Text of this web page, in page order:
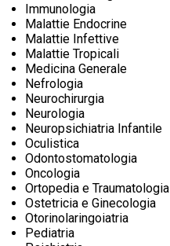
Immunologia
Malattie Endocrine
Malattie Infettive
Malattie Tropicali
Medicina Generale
Nefrologia
Neurochirurgia
Neurologia
Neuropsichiatria Infantile
Oculistica
Odontostomatologia
Oncologia
Ortopedia e Traumatologia
Ostetricia e Ginecologia
Otorinolaringoiatria
Pediatria